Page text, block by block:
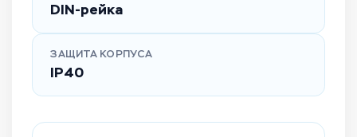
DIN-рейка
ЗАЩИТА КОРПУСА
IP40